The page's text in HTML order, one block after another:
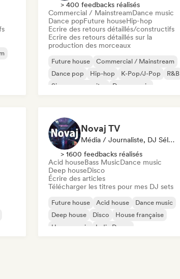
> 400 feedbacks réalisés
Commercial / MainstreamDance music
Dance popFuture houseHip-hop
Ecrire des retours détaillés/constructifs
Ecrire des retours détaillés sur la
production des morceaux
Future house
Commercial / Mainstream
Dance pop
Hip-hop K-Pop/J-Pop
R&B
Singer-songwriter
Dance music
Novaj TV
Média / Journaliste, DJ Sélectionné·e
> 1600 feedbacks réalisés
Acid houseBass MusicDance music
Deep houseDisco
Écrire des articles
Télécharger les titres pour mes DJ sets
Future house Acid house
Dance music
Deep house
Disco
House française
House music
Indie Dance